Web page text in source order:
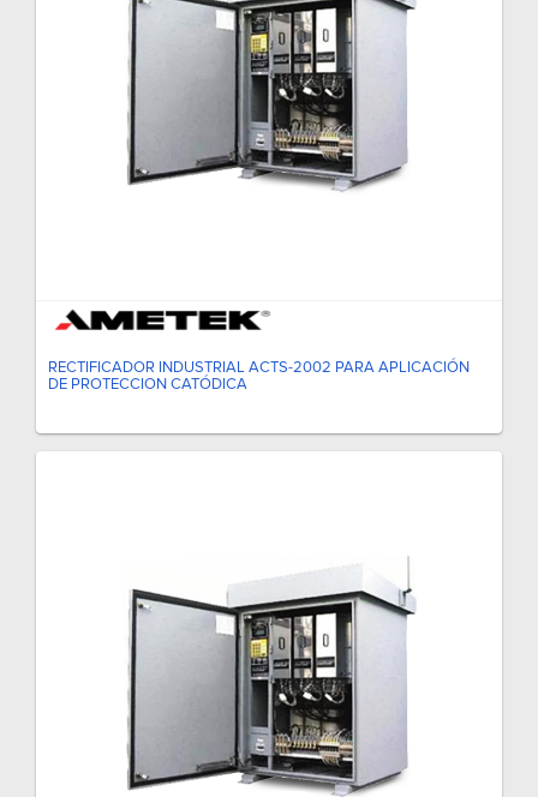
RECTIFICADOR INDUSTRIAL ACTS-2002 PARA APLICACIÓN
DE PROTECCION CATÓDICA